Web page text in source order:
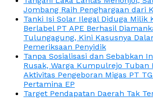
Jombang Raih Penghargaan dari
Tanki Isi Solar Ilegal Diduga Milik
Berlabel PT APE Berhasil
Tulungagung, Kini Kasusnya
Pemeriksaan Penyidik
Tanpa Sosialisasi dan Sebabkan
Rusak, Warga Kumpulrejo Tuban
Aktivitas Pengeboran Migas PT
Pertamina EP
Target Pendapatan Daerah Tak